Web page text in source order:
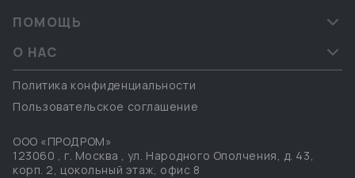
ПОМОЩЬ
О НАС
Политика конфиденциальности
Пользовательское соглашение
ООО «ПРОДРОМ»
123060 , г. Москва , ул. Народного Ополчения, д. 43,
корп. 2, цокольный этаж, офис 8